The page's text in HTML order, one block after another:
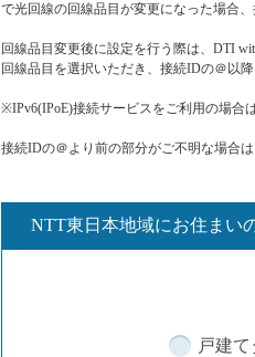
で光回線の回線品目が変更になった場合
回線品目変更後に設定を行う際は、DTI
回線品目を選択いただき、接続IDの＠以
※IPv6(IPoE)接続サービスをご利用の場合
接続IDの＠より前の部分がご不明な場合は
NTT東日本地域にお住まい
戸建